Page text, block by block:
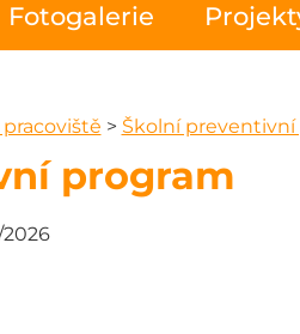
Fotogalerie
> Školní preventivní
program